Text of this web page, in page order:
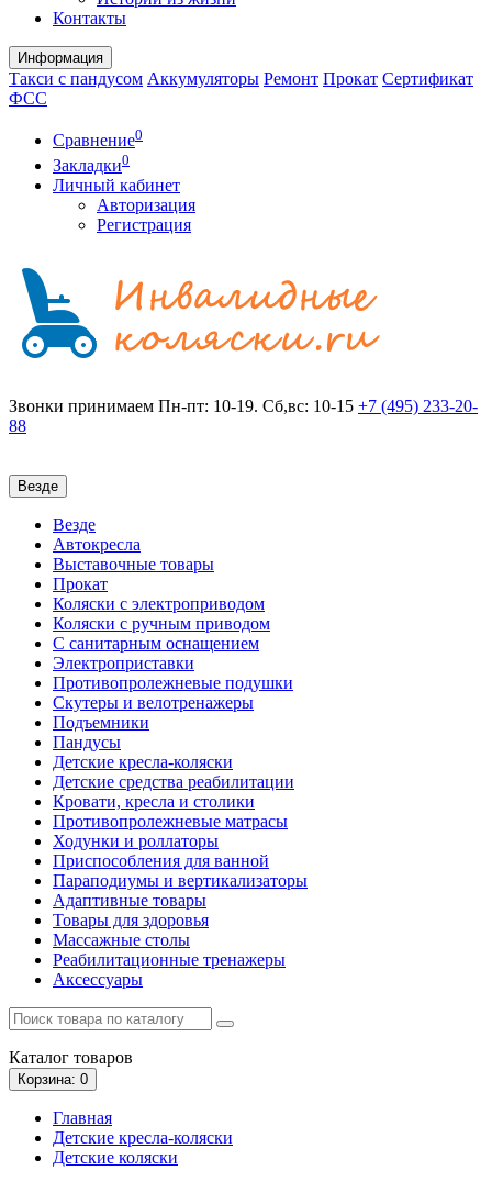
Контакты
Информация
Такси с пандусом Аккумуляторы Ремонт Прокат Сертификат
ФСС
Сравнение0
Закладки0
Личный кабинет
Авторизация
Регистрация
Звонки принимаем Пн-пт: 10-19. Сб,вс: 10-15 +7 (495) 233-20-
88
Везде
Везде
Автокресла
Выставочные товары
Прокат
Коляски с электроприводом
Коляски с ручным приводом
С санитарным оснащением
Электроприставки
Противопролежневые подушки
Скутеры и велотренажеры
Подъемники
Пандусы
Детские кресла-коляски
Детские средства реабилитации
Кровати, кресла и столики
Противопролежневые матрасы
Ходунки и роллаторы
Приспособления для ванной
Параподиумы и вертикализаторы
Адаптивные товары
Товары для здоровья
Массажные столы
Реабилитационные тренажеры
Аксессуары
Каталог товаров
Корзина: 0
Главная
Детские кресла-коляски
Детские коляски